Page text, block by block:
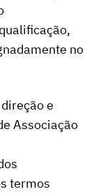
no
e
Associação
termos